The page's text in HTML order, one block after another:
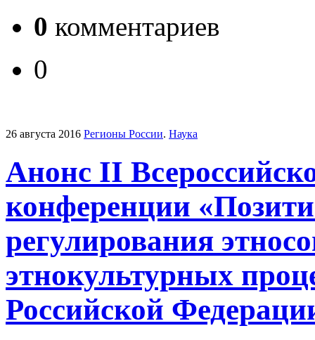
0 комментариев
0
26 августа 2016 Регионы России. Наука
Анонс II
конференции
регулирования
этнокультурных
Российской